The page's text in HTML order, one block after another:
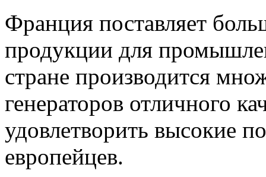
Франция поставляет
продукции для
стране производится
генераторов отличного
удовлетворить высокие
европейцев.